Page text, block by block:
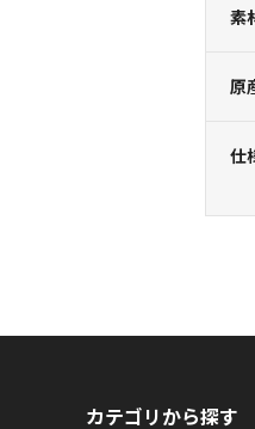
素
原
仕
カテゴリから探す